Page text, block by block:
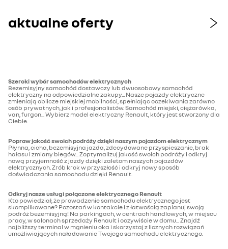
aktualne oferty
Szeroki wybór samochodów elektrycznych
Bezemisyjny samochód dostawczy lub dwuosobowy samochód
elektryczny na odpowiedzialne zakupy... Nasze pojazdy elektryczne
zmieniają oblicze miejskiej mobilności, spełniając oczekiwania zarówno
osób prywatnych, jak i profesjonalistów. Samochód miejski, ciężarówka,
van, furgon... Wybierz model elektryczny Renault, który jest stworzony dla
Ciebie.
Popraw jakość swoich podróży dzięki naszym pojazdom elektrycznym
Płynna, cicha, bezemisyjna jazda, zdecydowane przyspieszanie, brak
hałasu i zmiany biegów... Zoptymalizuj jakość swoich podróży i odkryj
nową przyjemność z jazdy dzięki zaletom naszych pojazdów
elektrycznych. Zrób krok w przyszłość i odkryj nowy sposób
doświadczania samochodu dzięki Renault.
Odkryj nasze usługi połączone elektrycznego Renault
Kto powiedział, że prowadzenie samochodu elektrycznego jest
skomplikowane? Pozostań w kontakcie i z łatwością zaplanuj swoją
podróż bezemisyjną! Na parkingach, w centrach handlowych, w miejscu
pracy, w salonach sprzedaży Renault i oczywiście w domu... Znajdź
najbliższy terminal w mgnieniu oka i skorzystaj z licznych rozwiązań
umożliwiających naładowanie Twojego samochodu elektrycznego.